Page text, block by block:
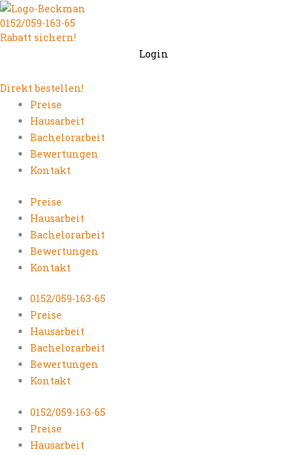
Zum
Inhalt
springen
0152/059-163-65
Rabatt sichern!
Login
Direkt bestellen!
Preise
Hausarbeit
Bachelorarbeit
Bewertungen
Kontakt
Preise
Hausarbeit
Bachelorarbeit
Bewertungen
Kontakt
0152/059-163-65
Preise
Hausarbeit
Bachelorarbeit
Bewertungen
Kontakt
0152/059-163-65
Preise
Hausarbeit